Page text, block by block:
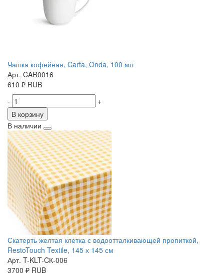
Чашка кофейная, Carta, Onda, 100 мл
Арт. CAR0016
610 ₽ RUB
-
+
В корзину
В наличии
Скатерть желтая клетка с водоотталкивающей пропиткой,
RestoTouch Textile, 145 х 145 см
Арт. T-KLT-CК-006
3700 ₽ RUB